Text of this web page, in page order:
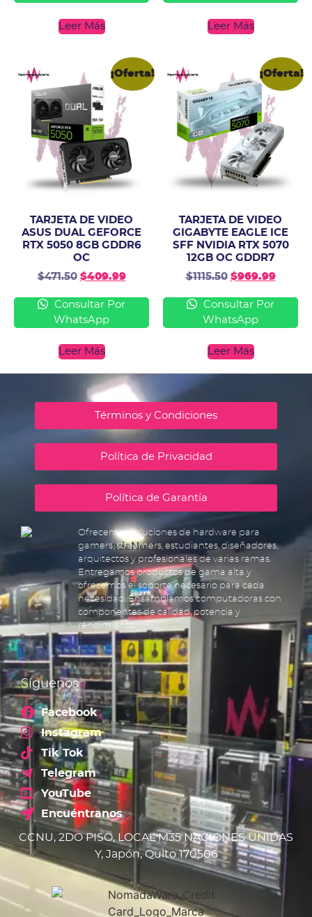
Leer Más Leer Más
¡Oferta!
TARJETA DE VIDEO
ASUS DUAL GEFORCE
RTX 5050 8GB GDDR6
OC
$471.50 $409.99
Consultar Por
WhatsApp
Leer Más
¡Oferta!
TARJETA DE VIDEO
GIGABYTE EAGLE ICE
SFF NVIDIA RTX 5070
12GB OC GDDR7
$1115.50 $969.99
Consultar Por
WhatsApp
Leer Más
Términos y Condiciones
Política de Privacidad
Política de Garantía
Ofrecemos soluciones de hardware para
gamers, streamers, estudiantes, diseñadores,
arquitectos y profesionales de varias ramas.
Entregamos productos de gama alta y
ofrecemos el soporte necesario para cada
necesidad. Ensamblamos computadoras con
componentes de calidad, potencia y
rendimiento.
Síguenos
Facebook
Instagram
Tik Tok
Telegram
YouTube
Encuéntranos
CCNU, 2DO PISO, LOCAL M35 NACIONES UNIDAS
Y, Japón, Quito 170506